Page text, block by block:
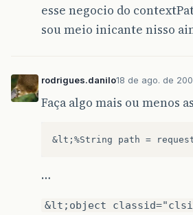
esse negocio do
sou meio inicante nisso
rodrigues.danilo18 de ago. de
Faça algo mais ou menos
…
&lt;object